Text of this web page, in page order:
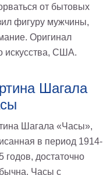
от бытовых
фигуру мужчины,
Оригинал
искусства, США.
Шагала
Шагала «Часы»,
в период 1914-
годов, достаточно
Часы с